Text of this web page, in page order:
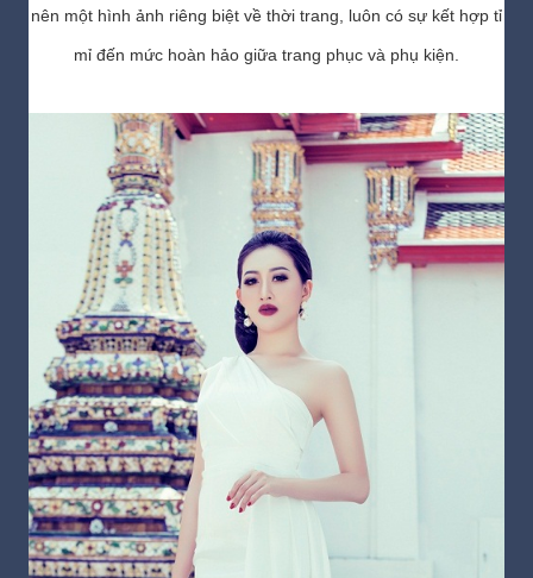
nên một hình ảnh riêng biệt về thời trang, luôn có sự kết hợp tỉ
mỉ đến mức hoàn hảo giữa trang phục và phụ kiện.